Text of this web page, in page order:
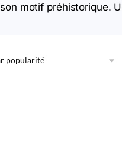
son motif préhistorique.